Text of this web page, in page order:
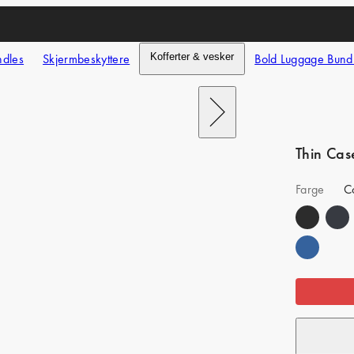
Skjermbeskyttere Kofferter & vesker Bold Luggage
Next
Thin
Farge